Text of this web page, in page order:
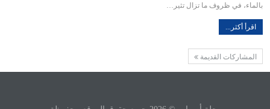
بالماء، في ظروف ما تزال تثير…
اقرأ أكثر...
المشاركات القديمة